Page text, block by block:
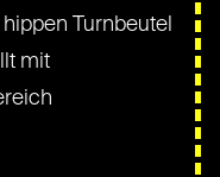
Turnbeutel
mit